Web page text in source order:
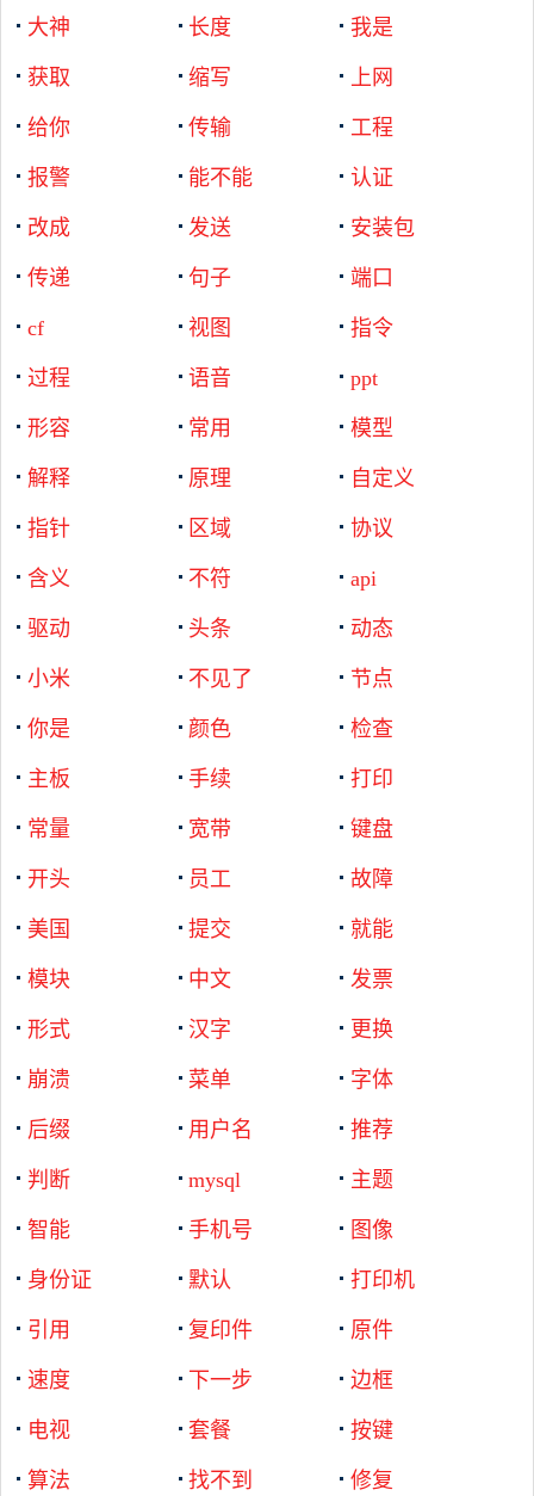
大神 长度 我是
获取 缩写 上网
给你 传输 工程
报警 能不能 认证
改成 发送 安装包
传递 句子 端口
cf 视图 指令
过程 语音 ppt
形容 常用 模型
解释 原理 自定义
指针 区域 协议
含义 不符 api
驱动 头条 动态
小米 不见了 节点
你是 颜色 检查
主板 手续 打印
常量 宽带 键盘
开头 员工 故障
美国 提交 就能
模块 中文 发票
形式 汉字 更换
崩溃 菜单 字体
后缀 用户名 推荐
判断 mysql 主题
智能 手机号 图像
身份证 默认 打印机
引用 复印件 原件
速度 下一步 边框
电视 套餐 按键
算法 找不到 修复